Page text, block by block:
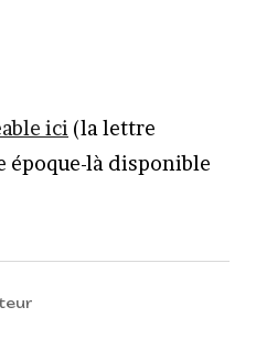
ici (la lettre
époque-là disponible